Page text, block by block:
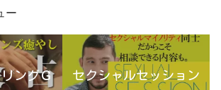
ー
ングＧ セクシャルセッション